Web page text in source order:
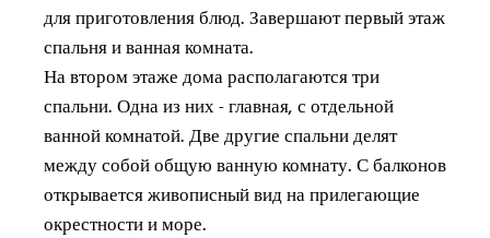
для приготовления блюд. Завершают первый этаж
спальня и ванная комната.
На втором этаже дома располагаются три
спальни. Одна из них - главная, с отдельной
ванной комнатой. Две другие спальни делят
между собой общую ванную комнату. С балконов
открывается живописный вид на прилегающие
окрестности и море.